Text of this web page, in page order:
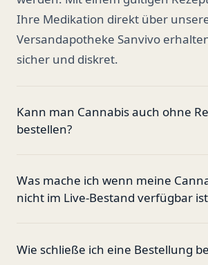
Ihre Medikation direkt über
Versandapotheke Sanvivo
sicher und diskret.
Kann man Cannabis auch ohne
bestellen?
Was mache ich wenn meine
nicht im Live-Bestand verfügbar
Wie schließe ich eine Bestellung